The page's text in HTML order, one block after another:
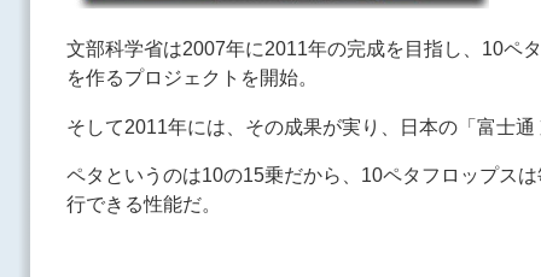
文部科学省は2007年に2011年の完成を目指し、10ペ
を作るプロジェクトを開始。
そして2011年には、その成果が実り、日本の「富士
ペタというのは10の15乗だから、10ペタフロップス
行できる性能だ。